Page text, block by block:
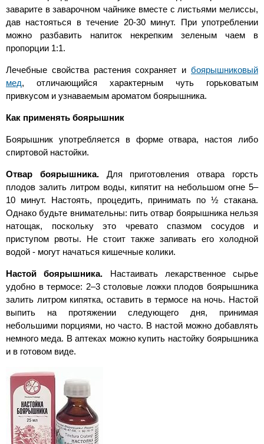
заварите в заварочном чайнике вместе с листьями мелиссы,
дав настояться в течение 20-30 минут. При употреблении
можно разбавить напиток некрепким зеленым чаем в
пропорции 1:1.
Лечебные свойства растения сохраняет и боярышниковый
мед, отличающийся характерным чуть горьковатым
привкусом и узнаваемым ароматом боярышника.
Как применять боярышник
Боярышник употребляется в форме отвара, настоя либо
спиртовой настойки.
Отвар боярышника.Для приготовления отвара горсть
плодов залить литром воды, кипятит на небольшом огне 5–
10 минут. Настоять, процедить, принимать по ½ стакана.
Однако будьте внимательны: пить отвар боярышника нельзя
натощак, поскольку это чревато спазмом сосудов и
приступом рвоты. Не стоит также запивать его холодной
водой - могут начаться кишечные колики.
Настой боярышника. Настаивать лекарственное сырье
удобно в термосе: 2–3 столовые ложки плодов боярышника
залить литром кипятка, оставить в термосе на ночь. Настой
выпить на протяжении следующего дня, принимая
небольшими порциями, но часто. В настой можно добавлять
немного меда. В аптеках можно купить настойку боярышника
и в готовом виде.